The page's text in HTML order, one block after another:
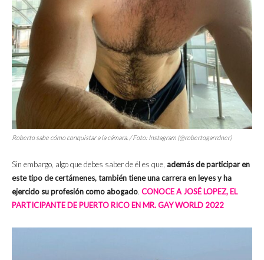
Roberto sabe cómo conquistar a la cámara. / Foto: Instagram (@robertogarrdner)
Sin embargo, algo que debes saber de él es que, además de participar en
este tipo de certámenes, también tiene una carrera en leyes y ha
ejercido su profesión como abogado. CONOCE A JOSÉ LOPEZ, EL
PARTICIPANTE DE PUERTO RICO EN MR. GAY WORLD 2022